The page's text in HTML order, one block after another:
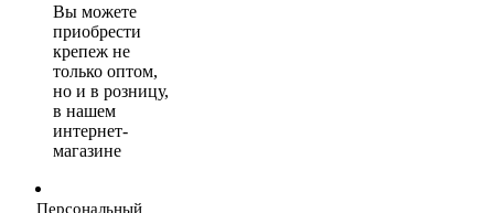
Вы можете
приобрести
крепеж не
только оптом,
но и в розницу,
в нашем
интернет-
магазине
Персональный